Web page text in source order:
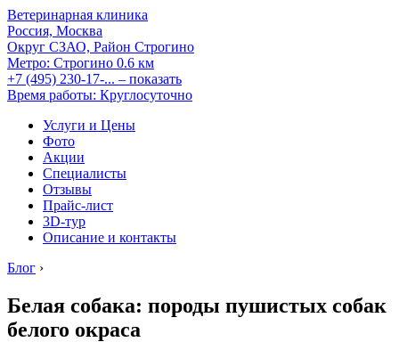
Ветеринарная клиника
Россия, Москва
Округ СЗАО, Район Строгино
Метро: Строгино 0.6 км
+7 (495) 230-17-... – показать
Время работы: Круглосуточно
Услуги и Цены
Фото
Акции
Специалисты
Отзывы
Прайс-лист
3D-тур
Описание и контакты
Блог ›
Белая собака: породы пушистых собак
белого окраса